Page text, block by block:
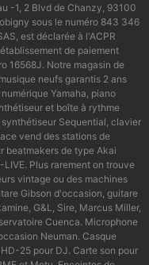
-1, 2 Blvd de Chanzy, 93100
sous le numéro 843 346
est déclarée à l'ACPR
de paiement
16568J. Notre magasin de
neufs garantis 2 ans
Yamaha, piano
et boîte à rythme
Sequential, clavier
vend des stations de
beatmakers de type Akai
Plus rarement on trouve
vintage ou des machines
Gibson d'occasion, guitare
G&L, Sire, Marcus Miller,
Cuenca. Microphone
Neuman. Casque
25 pour DJ. Carte son pour